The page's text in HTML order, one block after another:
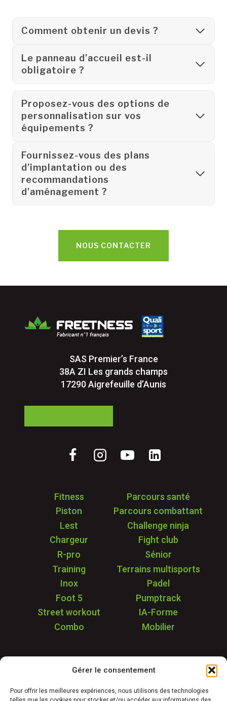
Gérer le consentement
Pour offrir les meilleures expériences, nous utilisons des technologies
Comment obtenir un devis ?
Le panneau d’accueil est-il
obligatoire ?
Proposez-vous des options de
personnalisation sur vos
équipements ?
Fournissez-vous des plans
d’implantation ou des
recommandations
d’aménagement ?
NOUS CONTACTER
SAS Premier’s France
38A ZI Les grands champs
17290 Aigrefeuille d’Aunis
Fitness
Parcours santé
Piston
Parcours combattant
Lest
Challenge ninja
Chargeur
Fight club
R-pro
Sénior
Training
Terrains multisports
Inox
Padel
Foot 5
Pumptrack
Street workout
IA-Forme
Combo
Mobilier
Garantie & SAV
Déstockage